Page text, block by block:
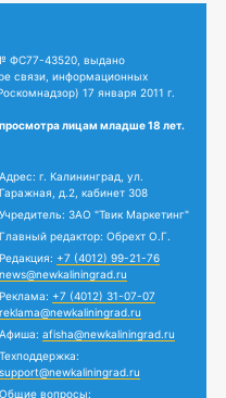
ФС77-43520, выдано
связи, информационных
17 января 2011 г.
лицам младше 18 лет.
Адрес: г. Калининград, ул.
Гаражная, д.2, кабинет 308
Учредитель: ЗАО "Твик Маркетинг"
Главный редактор: Обрехт О.Г.
Редакция: +7 (4012) 99-21-76
news@newkaliningrad.ru
Реклама: +7 (4012) 31-07-07
reklama@newkaliningrad.ru
Афиша: afisha@newkaliningrad.ru
Техподдержка:
support@newkaliningrad.ru
Общие вопросы: